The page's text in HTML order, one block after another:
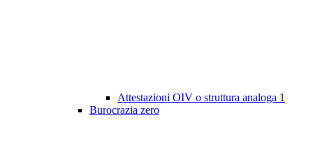
Attestazioni OIV o struttura analoga 1
Burocrazia zero